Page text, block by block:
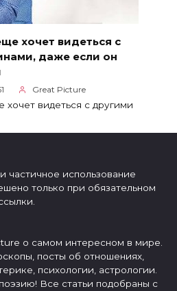
хочет видеться с
даже если он
Great Picture
видеться с другими
использование
только при обязательном
о самом интересном в мире.
посты об отношениях,
психологии, астрологии.
Все статьи подобраны с